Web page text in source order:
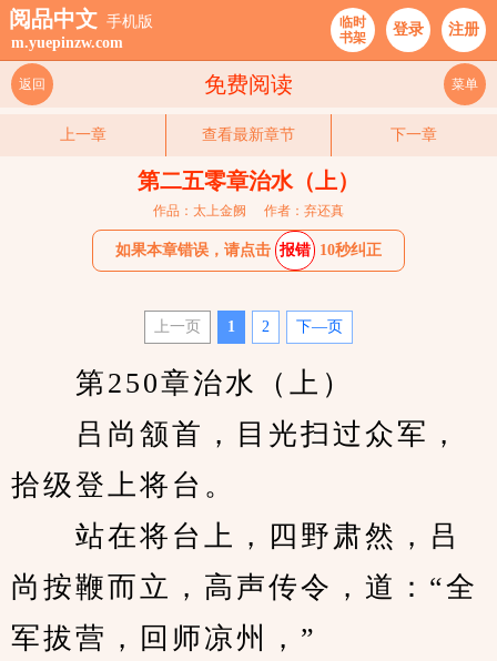
阅品中文 手机版
m.yuepinzw.com
临时
书架
登录 注册
免费阅读
返回 菜单
上一章 查看最新章节 下一章
第二五零章治水（上）
作品：太上金阙 作者：弃还真
如果本章错误，请点击 报错 10秒纠正
上一页 1 2 下—页
第250章治水（上）
吕尚颔首，目光扫过众军，
拾级登上将台。
站在将台上，四野肃然，吕
尚按鞭而立，高声传令，道：“全
军拔营，回师凉州，”